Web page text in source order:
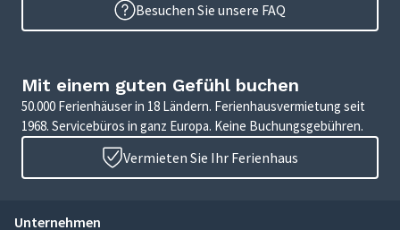
Besuchen Sie unsere FAQ
Mit einem guten Gefühl buchen
50.000 Ferienhäuser in 18 Ländern. Ferienhausvermietung seit
1968. Servicebüros in ganz Europa. Keine Buchungsgebühren.
Vermieten Sie Ihr Ferienhaus
Unternehmen